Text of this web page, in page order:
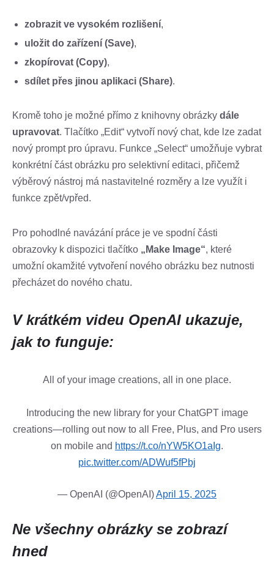
zobrazit ve vysokém rozlišení,
uložit do zařízení (Save),
zkopírovat (Copy),
sdílet přes jinou aplikaci (Share).
Kromě toho je možné přímo z knihovny obrázky dále
upravovat. Tlačítko „Edit“ vytvoří nový chat, kde lze zadat
nový prompt pro úpravu. Funkce „Select“ umožňuje vybrat
konkrétní část obrázku pro selektivní editaci, přičemž
výběrový nástroj má nastavitelné rozměry a lze využít i
funkce zpět/vpřed.
Pro pohodlné navázání práce je ve spodní části
obrazovky k dispozici tlačítko „Make Image“, které
umožní okamžité vytvoření nového obrázku bez nutnosti
přecházet do nového chatu.
V krátkém videu OpenAI ukazuje,
jak to funguje:
All of your image creations, all in one place.
Introducing the new library for your ChatGPT image
creations—rolling out now to all Free, Plus, and Pro users
on mobile and https://t.co/nYW5KO1aIg.
pic.twitter.com/ADWuf5fPbj
— OpenAI (@OpenAI)April 15, 2025
Ne všechny obrázky se zobrazí
hned